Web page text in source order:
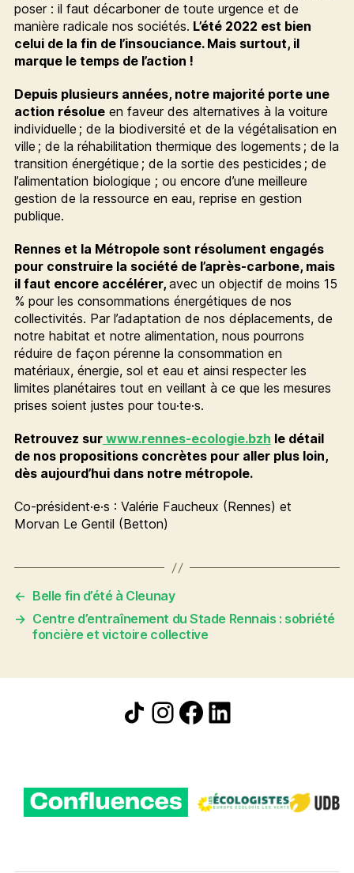
poser : il faut décarboner de toute urgence et de
manière radicale nos sociétés. L’été 2022 est bien
celui de la fin de l’insouciance. Mais surtout, il
marque le temps de l’action !
Depuis plusieurs années, notre majorité porte une
action résolueen faveur des alternatives à la voiture
individuelle ; de la biodiversité et de la végétalisation en
ville ; de la réhabilitation thermique des logements ; de la
transition énergétique ; de la sortie des pesticides ; de
l’alimentation biologique ; ou encore d’une meilleure
gestion de la ressource en eau, reprise en gestion
publique.
Rennes et la Métropole sont résolument engagés
pour construire la société de l’après-carbone, mais
il faut encore accélérer, avec un objectif de moins 15
% pour les consommations énergétiques de nos
collectivités. Par l’adaptation de nos déplacements, de
notre habitat et notre alimentation, nous pourrons
réduire de façon pérenne la consommation en
matériaux, énergie, sol et eau et ainsi respecter les
limites planétaires tout en veillant à ce que les mesures
prises soient justes pour tou·te·s.
Retrouvez surwww.rennes-ecologie.bzh le détail
de nos propositions concrètes pour aller plus loin,
dès aujourd’hui dans notre métropole.
Co-président·e·s : Valérie Faucheux (Rennes) et
Morvan Le Gentil (Betton)
← Belle fin d’été à Cleunay
→ Centre d’entraînement du Stade Rennais : sobriété
foncière et victoire collective
Icône de partage
Instagram
Facebook
LinkedIn